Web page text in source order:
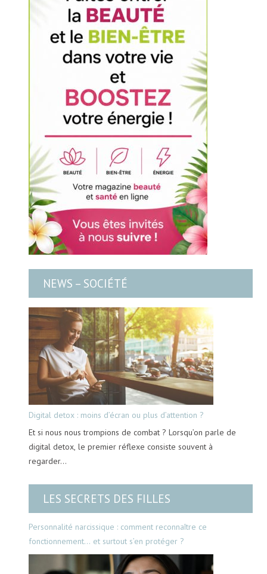
NEWS – SOCIÉTÉ
Digital detox : moins d’écran ou plus d’attention ?
Et si nous nous trompions de combat ? Lorsqu’on parle de
digital detox, le premier réflexe consiste souvent à
regarder…
LES SECRETS DES FILLES
Personnalité narcissique : comment reconnaître ce
fonctionnement… et surtout s’en protéger ?